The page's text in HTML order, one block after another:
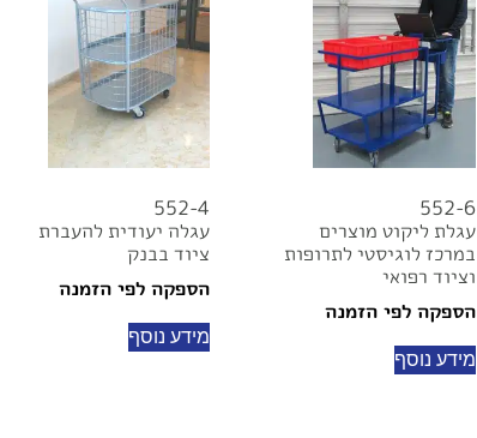
552-6
עגלת ליקוט מוצרים
במרכז לוגיסטי לתרופות
וציוד רפואי
הספקה לפי הזמנה
מידע נוסף
552-4
עגלה יעודית להעברת
ציוד בבנק
הספקה לפי הזמנה
מידע נוסף